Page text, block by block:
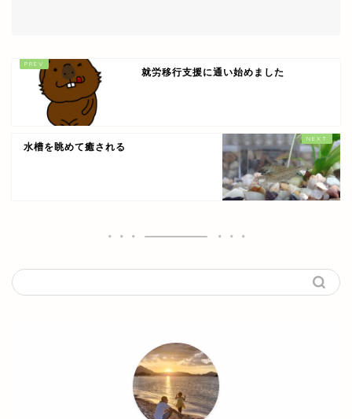
就労移行支援に通い始めました
水槽を眺めて癒される